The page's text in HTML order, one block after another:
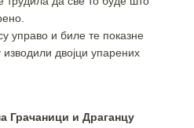
управо и биле те показне
изводили двојци упарених
Грачаници и Драганцу